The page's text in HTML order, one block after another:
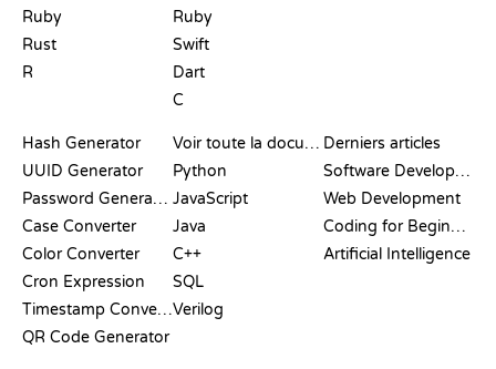
Ruby
Rust
R
Ruby
Swift
Dart
C
Hash Generator
UUID Generator
Password Generator
Case Converter
Color Converter
Cron Expression
Timestamp Converter
QR Code Generator
Voir toute la documentation
Python
JavaScript
Java
C++
SQL
Verilog
Derniers articles
Software Development
Web Development
Coding for Beginners
Artificial Intelligence